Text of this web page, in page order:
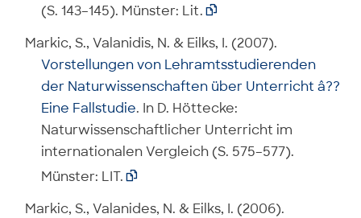
(S. 143–145). Münster: Lit. 
Markic, S., Valanidis, N. & Eilks, I. (2007).
Vorstellungen von Lehramtsstudierenden
der Naturwissenschaften über Unterricht â??
Eine Fallstudie. In D. Höttecke:
Naturwissenschaftlicher Unterricht im
internationalen Vergleich (S. 575–577).
Münster: LIT. 
Markic, S., Valanides, N. & Eilks, I. (2006).